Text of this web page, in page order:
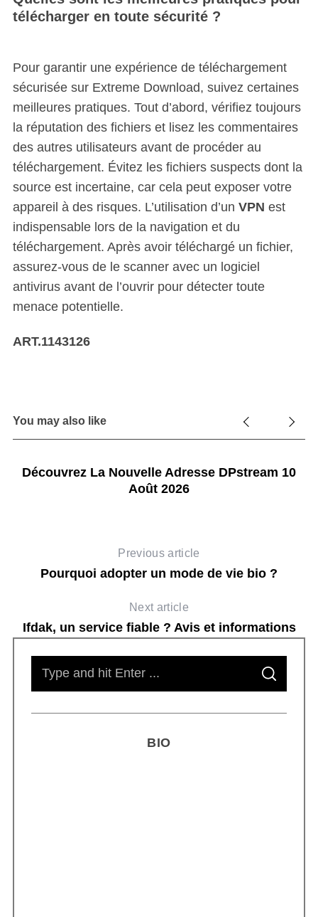
télécharger en toute sécurité ?
Pour garantir une expérience de téléchargement
sécurisée sur Extreme Download, suivez certaines
meilleures pratiques. Tout d’abord, vérifiez toujours
la réputation des fichiers et lisez les commentaires
des autres utilisateurs avant de procéder au
téléchargement. Évitez les fichiers suspects dont la
source est incertaine, car cela peut exposer votre
appareil à des risques. L’utilisation d’un VPN est
indispensable lors de la navigation et du
téléchargement. Après avoir téléchargé un fichier,
assurez-vous de le scanner avec un logiciel
antivirus avant de l’ouvrir pour détecter toute
menace potentielle.
ART.1143126
You may also like
Découvrez La Nouvelle Adresse DPstream 10
Août 2026
Previous article
Pourquoi adopter un mode de vie bio ?
Next article
Ifdak, un service fiable ? Avis et informations
S
A
C
BIO